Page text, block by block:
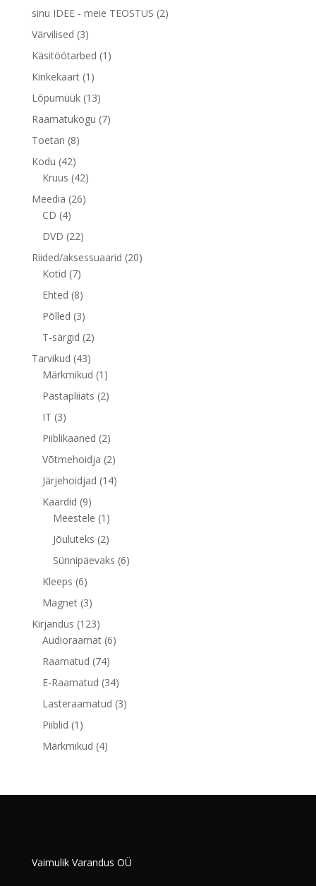
toode
sinu IDEE - meie TEOSTUS 22
Värvilised 33
toodet
Käsitöötarbed 1 1
Kinkekaart 1 1
toode
Lõpumüük 1313
toodet
Raamatukogu 77
Toetan 88
Kodu 4242
toodet
Kruus 4242
toodet
Meedia 2626
CD 44
toodet
DVD 2222
Riided/aksessuaarid 2020
Kotid 77
toodet
Ehted 88
toodet
Põlled 33
toodet
T-särgid 22
Tarvikud 4343
toodet
Märkmikud 1 1
toode
Pastapliiats 22
IT 33
toodet
Piiblikaaned 22
toodet
Võtmehoidja 22
toodet
Järjehoidjad 1414
Kaardid 99
toodet
Meestele 1 1
toode
Jõuluteks 22
toodet
Sünnipäevaks 66
Kleeps 66
toodet
Magnet 33
toodet
Kirjandus 123123
toodet
Audioraamat 66
Raamatud 7474
toodet
E-Raamatud 3434
toodet
Lasteraamatud 33
Piiblid 1 1
toode
Märkmikud 44
Vaimulik Varandus OÜ